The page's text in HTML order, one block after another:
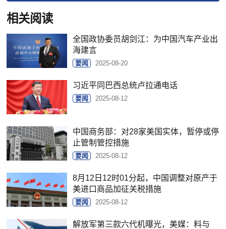
相关阅读
全国政协委员胡剑江：为中国汽车产业出
海建言
要闻 2025-08-20
习近平同巴西总统卢拉通电话
要闻 2025-08-12
中国商务部：对28家美国实体，暂停或停
止管制管控措施
要闻 2025-08-12
8月12日12时01分起，中国调整对原产于
美进口商品加征关税措施
要闻 2025-08-12
解放军第三款六代机曝光，美媒：料与